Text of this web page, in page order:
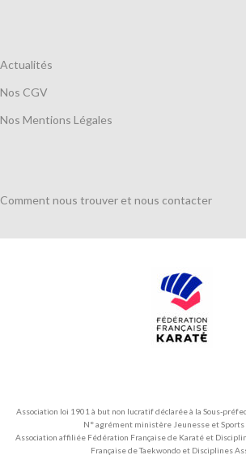
Actualités
Nos CGV
Nos Mentions Légales
Comment nous trouver et nous contacter
Association loi 1901 à but non lucratif déclarée à la Sous-
N° agrément ministère Jeunesse et Sports
Association affiliée Fédération Française de Karaté et
Française de Taekwondo et Disciplines